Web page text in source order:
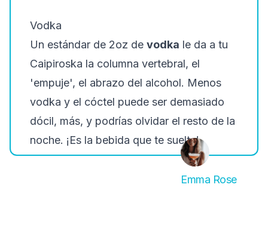
Vodka
Un estándar de 2oz de vodka le da a tu
Caipiroska la columna vertebral, el
'empuje', el abrazo del alcohol. Menos
vodka y el cóctel puede ser demasiado
dócil, más, y podrías olvidar el resto de la
noche. ¡Es la bebida que te suelta!
Emma Rose